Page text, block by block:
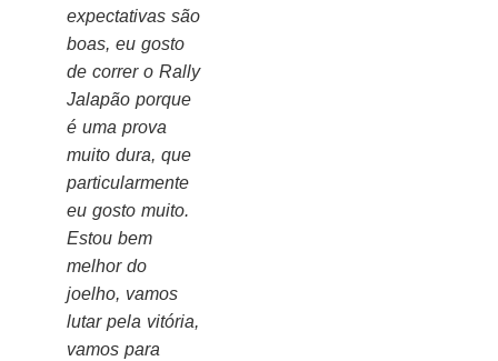
expectativas são
boas, eu gosto
de correr o Rally
Jalapão porque
é uma prova
muito dura, que
particularmente
eu gosto muito.
Estou bem
melhor do
joelho, vamos
lutar pela vitória,
vamos para